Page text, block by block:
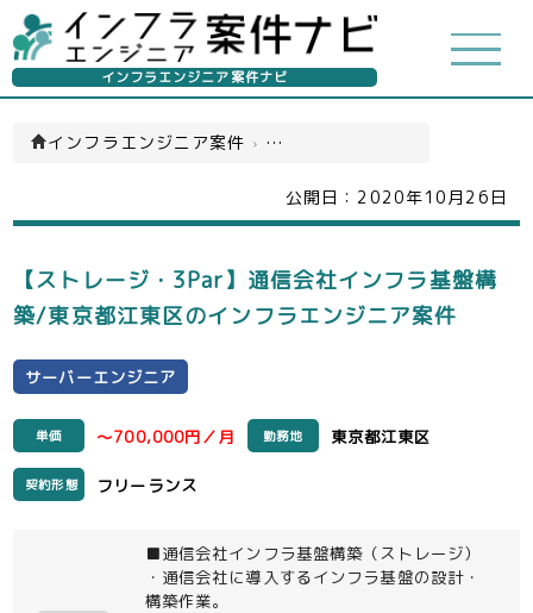
インフラエンジニア案件ナビ
インフラエンジニア案件 › サーバーエンジニア(一覧)
公開日： 2020年10月26日
【ストレージ・3Par】通信会社インフラ基盤構
築/東京都江東区のインフラエンジニア案件
サーバーエンジニア
単価 ～700,000円／月 勤務地 東京都江東区
契約形態 フリーランス
■通信会社インフラ基盤構築（ストレージ）
・通信会社に導入するインフラ基盤の設計・
構築作業。